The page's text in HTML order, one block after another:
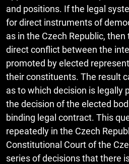
and positions. If the legal
for direct instruments of
as in the Czech Republic,
direct conflict between the
promoted by elected
their constituents. The result
as to which decision is legally
the decision of the elected
binding legal contract. This
repeatedly in the Czech
Constitutional Court of the
series of decisions that there